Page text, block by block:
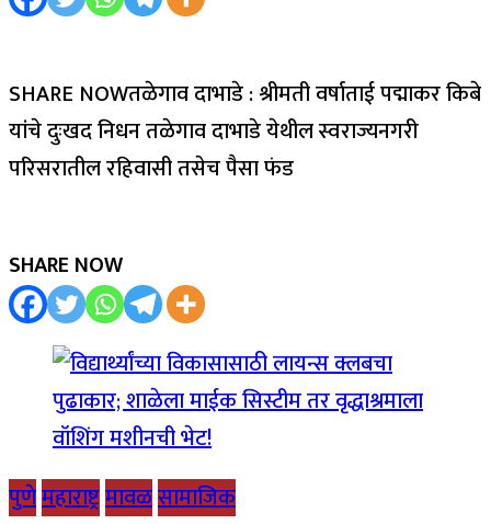
SHARE NOWतळेगाव दाभाडे : श्रीमती वर्षाताई पद्माकर किबे
यांचे दुःखद निधन तळेगाव दाभाडे येथील स्वराज्यनगरी
परिसरातील रहिवासी तसेच पैसा फंड
SHARE NOW
पुणेमहाराष्ट्रमावळसामाजिक